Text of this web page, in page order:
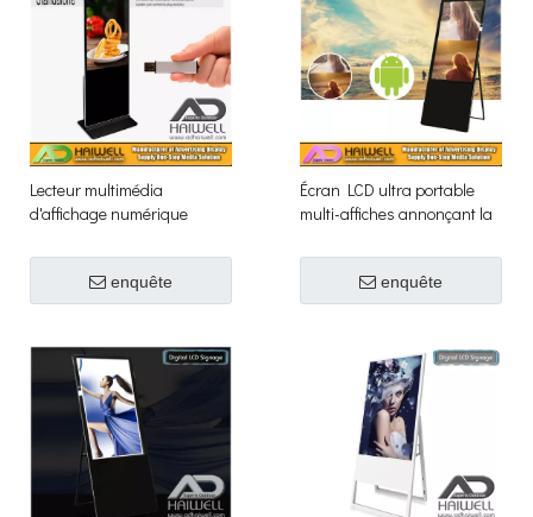
Lecteur multimédia
d'affichage numérique
enquête
Écran LCD ultra portable
multi-affiches annonçant la
enquête